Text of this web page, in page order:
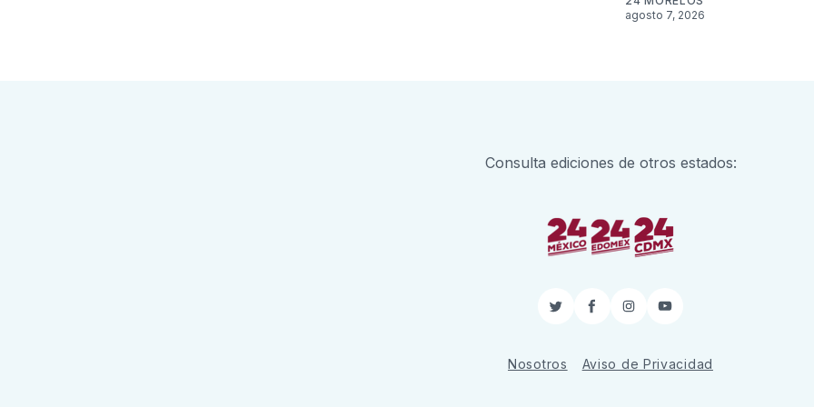
agosto 7, 2026
Consulta ediciones de otros estados:
TwitterFacebook
InstagramYouTube
Nosotros Aviso de Privacidad